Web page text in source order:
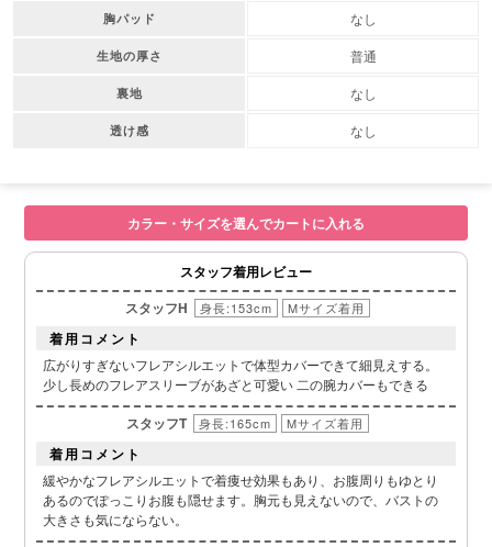
胸パッド なし
生地の厚さ 普通
裏地 なし
透け感 なし
カラー・サイズを選んでカートに入れる
スタッフ着用レビュー
スタッフH
身長:153cm Mサイズ着用
着用コメント
広がりすぎないフレアシルエットで体型カバーできて細見えする。
少し長めのフレアスリーブがあざと可愛い 二の腕カバーもできる
スタッフT 身長:165cm Mサイズ着用
着用コメント
緩やかなフレアシルエットで着痩せ効果もあり、お腹周りもゆとり
あるのでぽっこりお腹も隠せます。胸元も見えないので、バストの
大きさも気にならない。